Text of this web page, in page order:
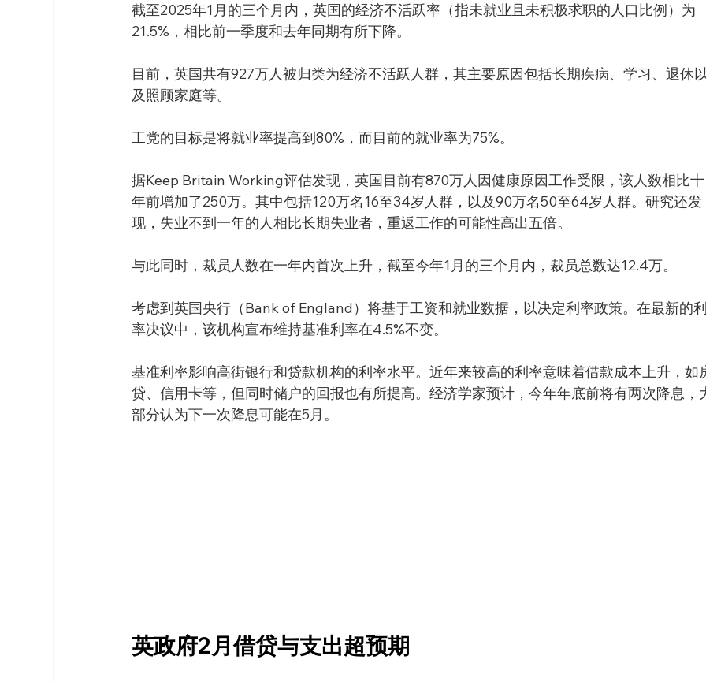
截至2025年1月的三个月内，英国的经济不活跃率（指未就业且未积极求职的人口比例）为
21.5%，相比前一季度和去年同期有所下降。
目前，英国共有927万人被归类为经济不活跃人群，其主要原因包括长期疾病、学习、退休
及照顾家庭等。
工党的目标是将就业率提高到80%，而目前的就业率为75%。
据Keep Britain Working评估发现，英国目前有870万人因健康原因工作受限，该人数相比十
年前增加了250万。其中包括120万名16至34岁人群，以及90万名50至64岁人群。研究还发
现，失业不到一年的人相比长期失业者，重返工作的可能性高出五倍。
与此同时，裁员人数在一年内首次上升，截至今年1月的三个月内，裁员总数达12.4万。
考虑到英国央行（Bank of England）将基于工资和就业数据，以决定利率政策。在最新的
率决议中，该机构宣布维持基准利率在4.5%不变。
基准利率影响高街银行和贷款机构的利率水平。近年来较高的利率意味着借款成本上升，如
贷、信用卡等，但同时储户的回报也有所提高。经济学家预计，今年年底前将有两次降息，
部分认为下一次降息可能在5月。
英政府2月借贷与支出超预期